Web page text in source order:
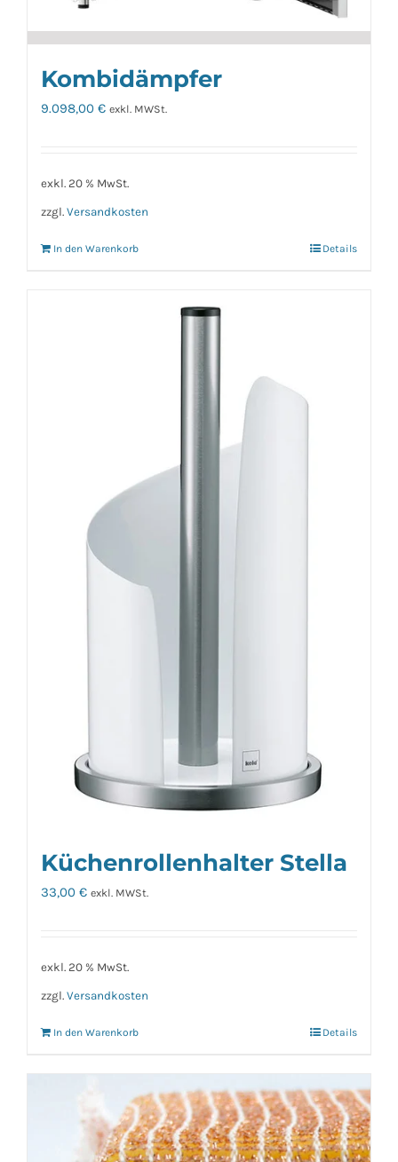
Kombidämpfer
9.098,00 € exkl. MWSt.
exkl. 20 % MwSt.
zzgl. Versandkosten
In den Warenkorb Details
Küchenrollenhalter Stella
33,00 € exkl. MWSt.
exkl. 20 % MwSt.
zzgl. Versandkosten
In den Warenkorb Details